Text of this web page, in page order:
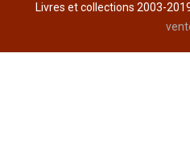
Livres et collections 2003-